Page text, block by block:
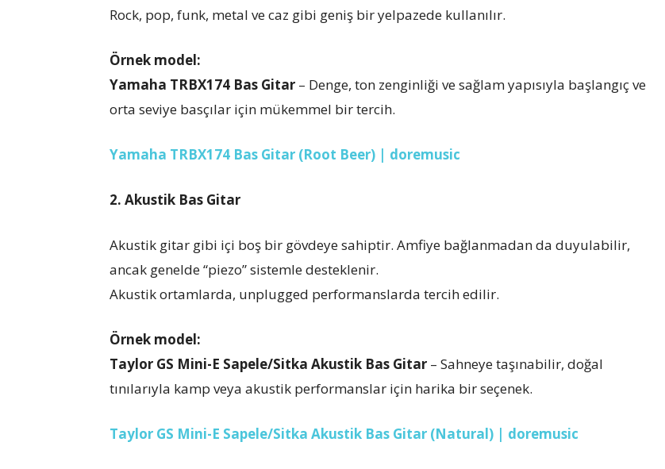
Rock, pop, funk, metal ve caz gibi geniş bir yelpazede kullanılır.
Örnek model:
Yamaha TRBX174 Bas Gitar – Denge, ton zenginliği ve sağlam yapısıyla başlangıç ve
orta seviye basçılar için mükemmel bir tercih.
Yamaha TRBX174 Bas Gitar (Root Beer) | doremusic
2. Akustik Bas Gitar
Akustik gitar gibi içi boş bir gövdeye sahiptir. Amfiye bağlanmadan da duyulabilir,
ancak genelde “piezo” sistemle desteklenir.
Akustik ortamlarda, unplugged performanslarda tercih edilir.
Örnek model:
Taylor GS Mini-E Sapele/Sitka Akustik Bas Gitar – Sahneye taşınabilir, doğal
tınılarıyla kamp veya akustik performanslar için harika bir seçenek.
Taylor GS Mini-E Sapele/Sitka Akustik Bas Gitar (Natural) | doremusic